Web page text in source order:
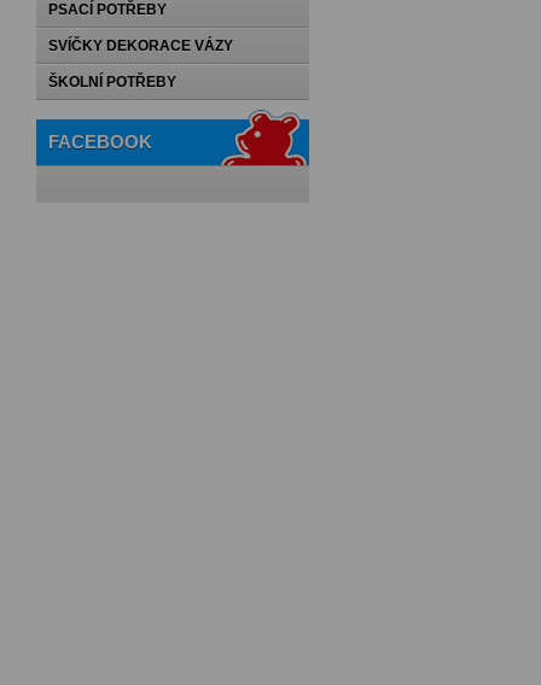
PSACÍ POTŘEBY
SVÍČKY DEKORACE VÁZY
ŠKOLNÍ POTŘEBY
FACEBOOK